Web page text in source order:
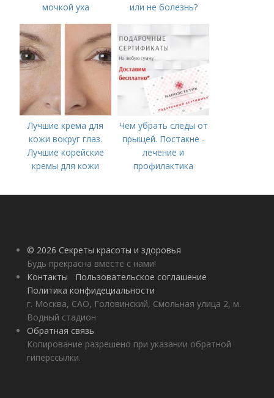
мочкой уха
или не болезнь?
Лучшие крема для
кожи вокруг глаз.
Лучшие корейские
кремы для кожи
году
Чем убрать следы от
прыщей. Постакне -
лечение и
профилактика
© 2026 Секреты красоты и здоровья
Будь прекрасна вместе с нами!
Контакты
Пользовательское соглашение
Политика конфидециальности
г. Москва, САО, Головинский, Смольная улица 2, м.
Водный стадион
Обратная связь
Копирование разрешено при указании обратной
гиперссылки.